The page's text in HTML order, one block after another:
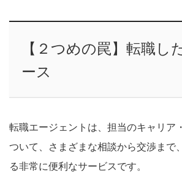
【２つめの罠】転職し
ース
転職エージェントは、担当のキャリア
ついて、さまざまな相談から交渉まで
る非常に便利なサービスです。